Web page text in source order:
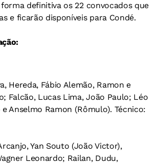
definitiva os 22 convocados que
e ficarão disponíveis para Condé.
Hereda, Fábio Alemão, Ramon e
Falcão, Lucas Lima, João Paulo; Léo
Anselmo Ramon (Rômulo). Técnico:
Yan Souto (João Victor),
Leonardo; Railan, Dudu,